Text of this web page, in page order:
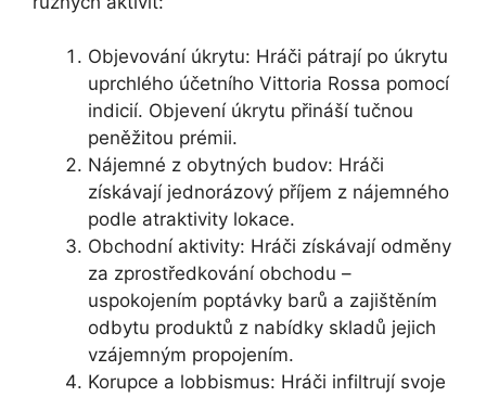
Objevování úkrytu: Hráči pátrají po úkrytu
uprchlého účetního Vittoria Rossa pomocí
indicií. Objevení úkrytu přináší tučnou
peněžitou prémii.
Nájemné z obytných budov: Hráči
získávají jednorázový příjem z nájemného
podle atraktivity lokace.
Obchodní aktivity: Hráči získávají odměny
za zprostředkování obchodu –
uspokojením poptávky barů a zajištěním
odbytu produktů z nabídky skladů jejich
vzájemným propojením.
Korupce a lobbismus: Hráči infiltrují svoje